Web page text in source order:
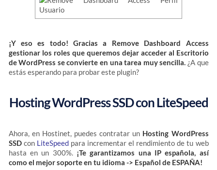
¡Y eso es todo! Gracias a Remove Dashboard Access
gestionar los roles que queremos dejar acceder al Escritorio
de WordPress se convierte en una tarea muy sencilla. ¿A que
estás esperando para probar este plugin?
Hosting WordPress SSD con LiteSpeed
Ahora, en Hostinet, puedes contratar un Hosting WordPress
SSDcon LiteSpeedpara incrementar el rendimiento de tu web
hasta en un 300%. ¡Te garantizamos una IP española, así
como el mejor soporte en tu idioma -> Español de ESPAÑA!